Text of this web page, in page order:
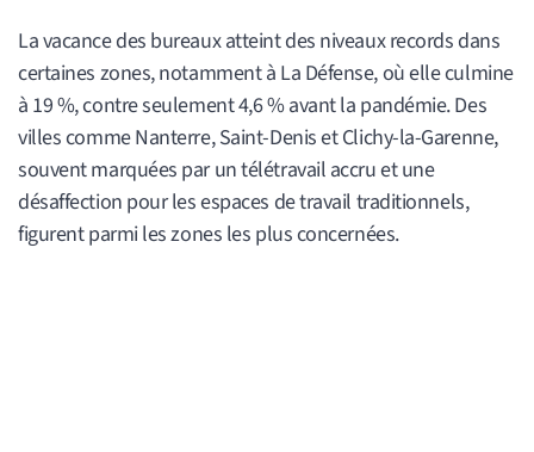
La vacance des bureaux atteint des niveaux records dans
certaines zones, notamment à La Défense, où elle culmine
à 19 %, contre seulement 4,6 % avant la pandémie. Des
villes comme Nanterre, Saint-Denis et Clichy-la-Garenne,
souvent marquées par un télétravail accru et une
désaffection pour les espaces de travail traditionnels,
figurent parmi les zones les plus concernées.